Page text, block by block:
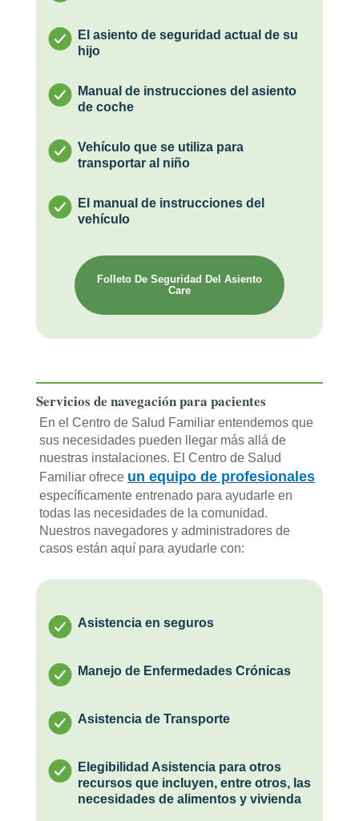
El asiento de seguridad actual de su
hijo
Manual de instrucciones del asiento
de coche
Vehículo que se utiliza para
transportar al niño
El manual de instrucciones del
vehículo
Folleto De Seguridad Del Asiento
Care
Servicios de navegación para pacientes
En el Centro de Salud Familiar entendemos que
sus necesidades pueden llegar más allá de
nuestras instalaciones. El Centro de Salud
Familiar ofrece un equipo de profesionales
específicamente entrenado para ayudarle en
todas las necesidades de la comunidad.
Nuestros navegadores y administradores de
casos están aquí para ayudarle con:
Asistencia en seguros
Manejo de Enfermedades Crónicas
Asistencia de Transporte
Elegibilidad Asistencia para otros
recursos que incluyen, entre otros, las
necesidades de alimentos y vivienda